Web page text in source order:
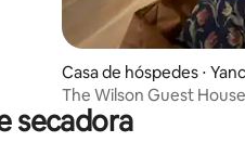
Casa de hóspedes ⋅
p
The Wilson Guest House
secadora